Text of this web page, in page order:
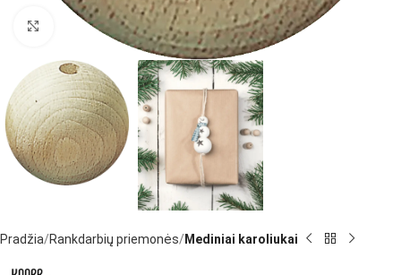
Spustelėkite, jei norite padidinti
Pradžia Rankdarbių priemonės Mediniai karoliukai